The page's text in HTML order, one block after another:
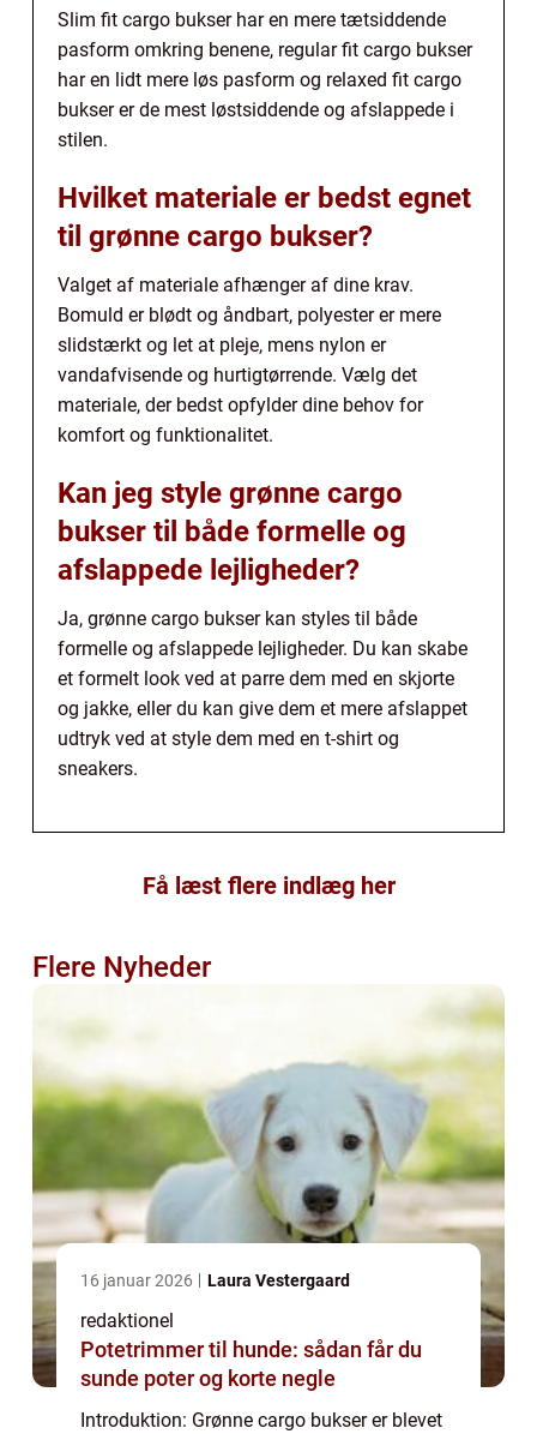
Slim fit cargo bukser har en mere tætsiddende
pasform omkring benene, regular fit cargo bukser
har en lidt mere løs pasform og relaxed fit cargo
bukser er de mest løstsiddende og afslappede i
stilen.
Hvilket materiale er bedst egnet
til grønne cargo bukser?
Valget af materiale afhænger af dine krav.
Bomuld er blødt og åndbart, polyester er mere
slidstærkt og let at pleje, mens nylon er
vandafvisende og hurtigtørrende. Vælg det
materiale, der bedst opfylder dine behov for
komfort og funktionalitet.
Kan jeg style grønne cargo
bukser til både formelle og
afslappede lejligheder?
Ja, grønne cargo bukser kan styles til både
formelle og afslappede lejligheder. Du kan skabe
et formelt look ved at parre dem med en skjorte
og jakke, eller du kan give dem et mere afslappet
udtryk ved at style dem med en t-shirt og
sneakers.
Få læst flere indlæg her
Flere Nyheder
16 januar 2026 Laura Vestergaard
redaktionel
Potetrimmer til hunde: sådan får du
sunde poter og korte negle
Introduktion: Grønne cargo bukser er blevet